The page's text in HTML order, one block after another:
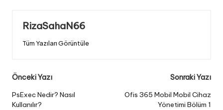
RizaSahaN66
Tüm Yazıları Görüntüle
Post
navigation
Önceki Yazı
PsExec Nedir? Nasıl
Kullanılır?
Sonraki Yazı
Ofis 365 Mobil Mobil Cihaz
Yönetimi Bölüm 1